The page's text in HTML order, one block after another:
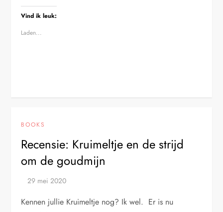
Vind ik leuk:
Laden...
BOOKS
Recensie: Kruimeltje en de strijd
om de goudmijn
Kennen jullie Kruimeltje nog? Ik wel. Er is nu